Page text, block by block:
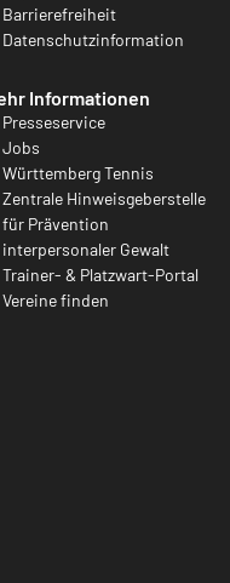
Barrierefreiheit
Datenschutzinformation
Informationen
Presseservice
Jobs
Württemberg Tennis
Zentrale Hinweisgeberstelle
für Prävention
interpersonaler Gewalt
Trainer- & Platzwart-Portal
Vereine finden